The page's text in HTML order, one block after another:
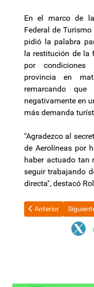
En el marco de
Federal de
pidió la palabra
la restitución de la
por
provincia en
remarcando que
negativamente en
más demanda
"Agradezco al
de Aerolíneas por
haber actuado tan
seguir trabajando
directa", destacó
Artículo anterior: La
Anterior Artículo